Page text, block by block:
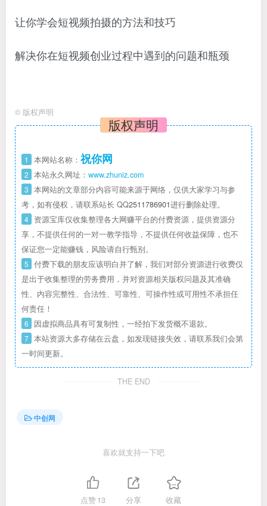
让你学会短视频拍摄的方法和技巧
解决你在短视频创业过程中遇到的问题和瓶颈
© 版权声明
版权声明
1 本网站名称： 祝你网
2 本站永久网址： www.zhuniz.com
3 本网站的文章部分内容可能来源于网络，仅供大家学习与参
考，如有侵权，请联系站长 QQ2511786901进行删除处理。
4 资源宝库仅收集整理各大网赚平台的付费资源，提供资源分
享，不提供任何的一对一教学指导，不提供任何收益保障，也不
保证您一定能赚钱，风险请自行甄别。
5 付费下载的朋友应该明白并了解，我们对部分资源进行收费仅
是出于收集整理的劳务费用，并对资源相关版权问题及其准确
性、内容完整性、合法性、可靠性、可操作性或可用性不承担任
何责任！
6 因虚拟商品具有可复制性，一经拍下发货概不退款。
7 本站资源大多存储在云盘，如发现链接失效，请联系我们会第
一时间更新。
THE END
中创网
喜欢就支持一下吧
点赞13 分享 收藏